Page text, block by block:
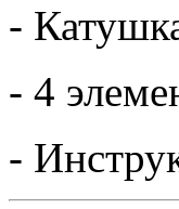
-
- 4
-